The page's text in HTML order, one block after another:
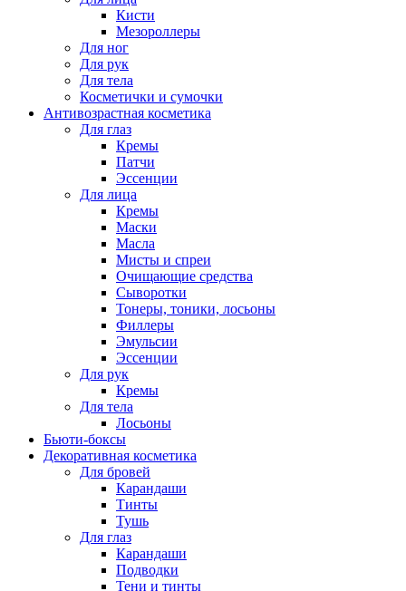
Кисти
Мезороллеры
Для ног
Для рук
Для тела
Косметички и сумочки
Антивозрастная косметика
Для глаз
Кремы
Патчи
Эссенции
Для лица
Кремы
Маски
Масла
Мисты и спреи
Очищающие средства
Сыворотки
Тонеры, тоники, лосьоны
Филлеры
Эмульсии
Эссенции
Для рук
Кремы
Для тела
Лосьоны
Бьюти-боксы
Декоративная косметика
Для бровей
Карандаши
Тинты
Тушь
Для глаз
Карандаши
Подводки
Тени и тинты